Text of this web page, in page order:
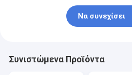
Να συνεχίσει
Συνιστώμενα Προϊόντα